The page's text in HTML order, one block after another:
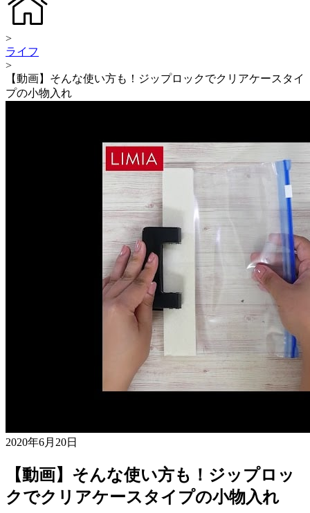
>
ライフ
>
【動画】そんな使い方も！ジップロックでクリアケースタイ
プの小物入れ
2020年6月20日
【動画】そんな使い方も！ジップロッ
クでクリアケースタイプの小物入れ